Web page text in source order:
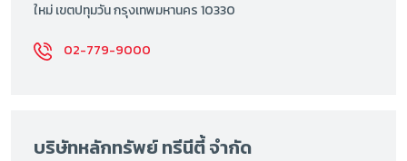
ใหม่ เขตปทุมวัน กรุงเทพมหานคร 10330
02-779-9000
บริษัทหลักทรัพย์ ทรีนีตี้ จำกัด